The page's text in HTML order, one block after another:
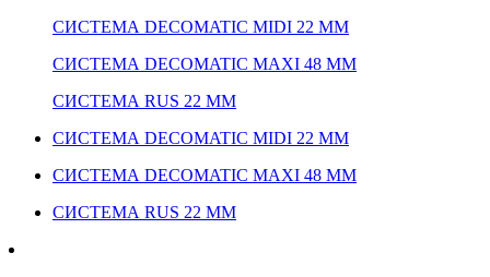
СИСТЕМА DECOMATIC MIDI 22 ММ
СИСТЕМА DECOMATIC MAXI 48 ММ
СИСТЕМА RUS 22 ММ
СИСТЕМА DECOMATIC MIDI 22 ММ
СИСТЕМА DECOMATIC MAXI 48 ММ
СИСТЕМА RUS 22 ММ